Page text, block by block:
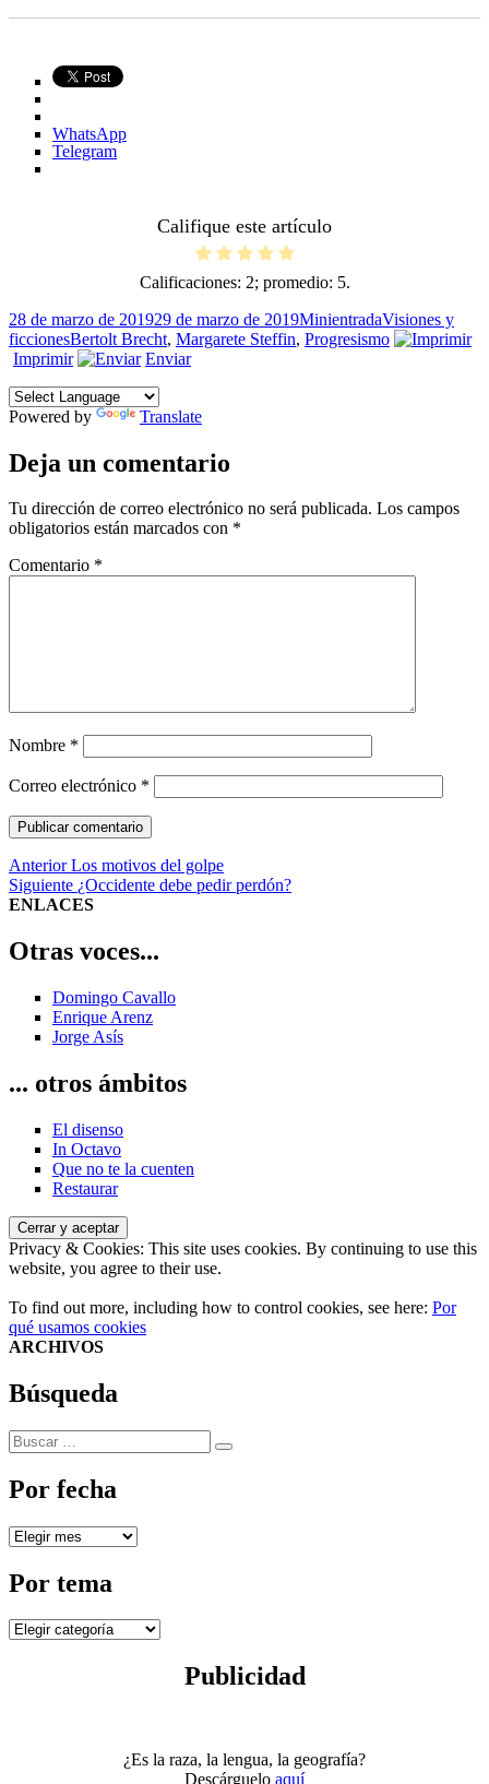
WhatsApp
Telegram
Califique este artículo
Calificaciones: 2; promedio: 5.
Publicado
el
28 de marzo de 201929 de marzo de 2019Formato
MinientradaCategorías
Visiones y
ficcionesEtiquetas
Bertolt Brecht, Margarete Steffin, Progresismo
Imprimir
Enviar
Powered by Translate
Deja un comentario
Tu dirección de correo electrónico no será publicada. Los campos
obligatorios están marcados con *
Comentario *
Nombre *
Correo electrónico *
Navegación
de
Anterior Entrada
anterior:
Los motivos del golpe
Siguiente Entrada
siguiente:
¿Occidente debe pedir perdón?
ENLACES
Otras voces...
Domingo Cavallo
Enrique Arenz
Jorge Asís
... otros ámbitos
El disenso
In Octavo
Que no te la cuenten
Restaurar
Privacy & Cookies: This site uses cookies. By continuing to use this
website, you agree to their use.
To find out more, including how to control cookies, see here: Por
qué usamos cookies
ARCHIVOS
Búsqueda
Buscar
por:
Buscar
Por fecha
Por
Por tema
Por
Publicidad
¿Es la raza, la lengua, la geografía?
Descárguelo aquí